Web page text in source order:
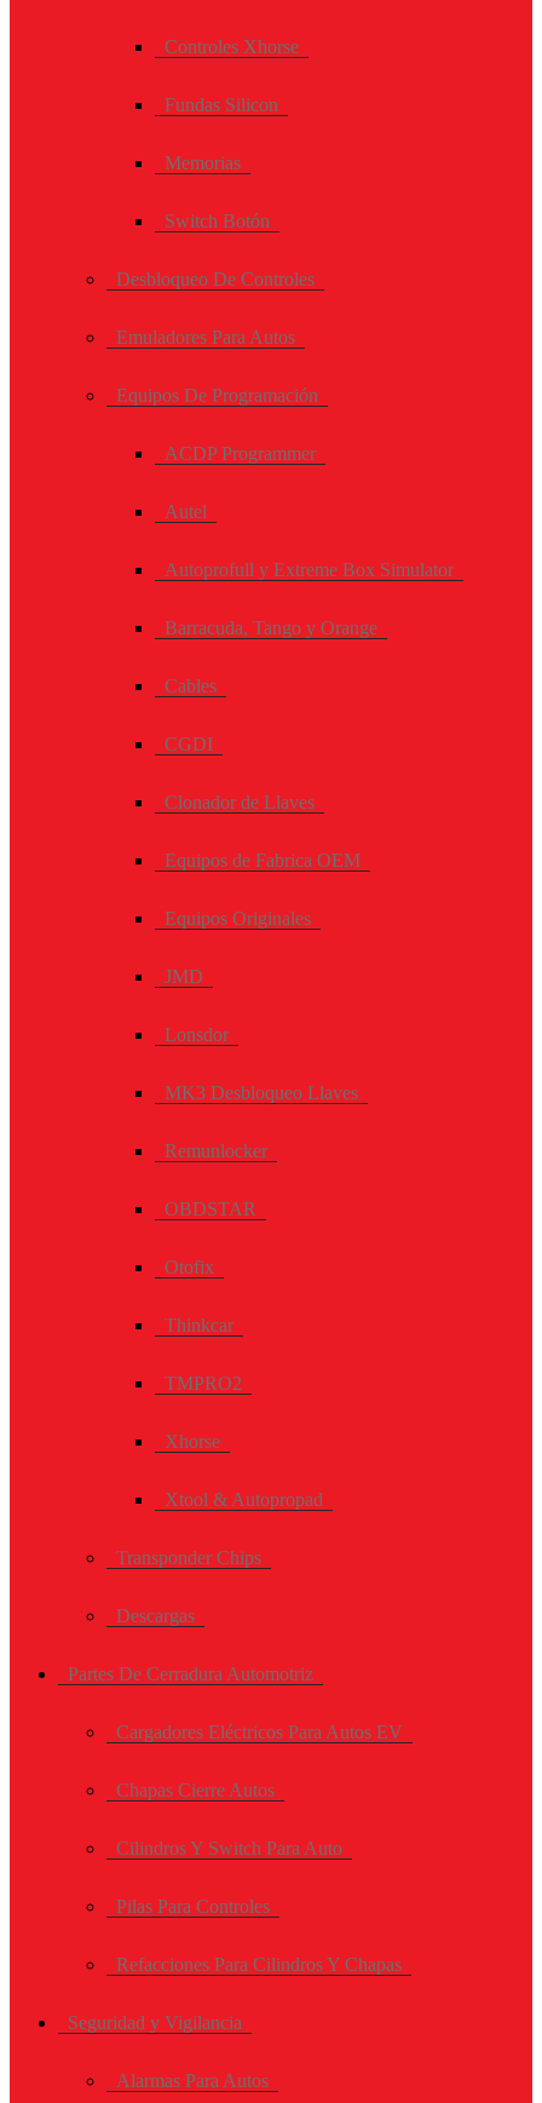
Controles Xhorse
Fundas Silicon
Memorias
Switch Botón
Desbloqueo De Controles
Emuladores Para Autos
Equipos De Programación
ACDP Programmer
Autel
Autoprofull y Extreme Box Simulator
Barracuda, Tango y Orange
Cables
CGDI
Clonador de Llaves
Equipos de Fabrica OEM
Equipos Originales
JMD
Lonsdor
MK3 Desbloqueo Llaves
Remunlocker
OBDSTAR
Otofix
Thinkcar
TMPRO2
Xhorse
Xtool & Autopropad
Transponder Chips
Descargas
Partes De Cerradura Automotriz
Cargadores Eléctricos Para Autos EV
Chapas Cierre Autos
Cilindros Y Switch Para Auto
Pilas Para Controles
Refacciones Para Cilindros Y Chapas
Seguridad y Vigilancia
Alarmas Para Autos